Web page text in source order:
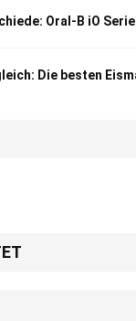
Oral-B iO
Die besten